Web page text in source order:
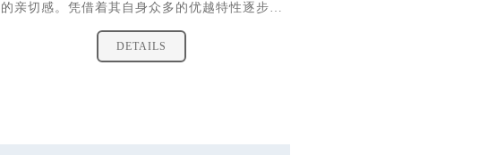
的亲切感。凭借着其自身众多的优越特性逐步占
经济的漏洞，市场上出现了不少仿冒伪劣的劣质
品。 求证：消费者在选择高端木纹砖的时候该
DETAILS